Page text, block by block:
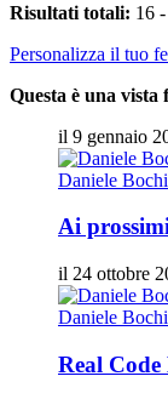
Risultati totali: 16
Personalizza il tuo
Questa è una vista
il 9 gennaio
Daniele
Ai
il 24 ottobre
Daniele
Real